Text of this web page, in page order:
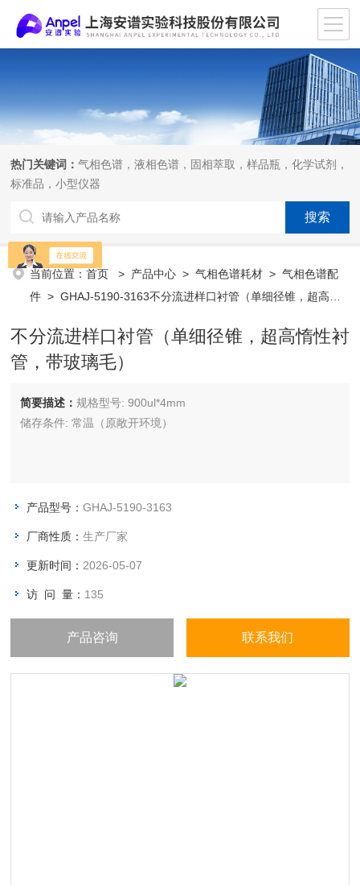
热门关键词：气相色谱，液相色谱，固相萃取，样品瓶，化学试剂，
标准品，小型仪器
当前位置：首页 > 产品中心 >气相色谱耗材 >气相色谱配
件 > GHAJ-5190-3163不分流进样口衬管（单细径锥，超高惰
不分流进样口衬管（单细径锥，超高惰性衬
管，带玻璃毛）
简要描述：规格型号: 900ul*4mm
储存条件: 常温（原敞开环境）
产品型号：GHAJ-5190-3163
厂商性质：生产厂家
更新时间： 2026-05-07
访 问 量： 135
产品咨询 联系我们